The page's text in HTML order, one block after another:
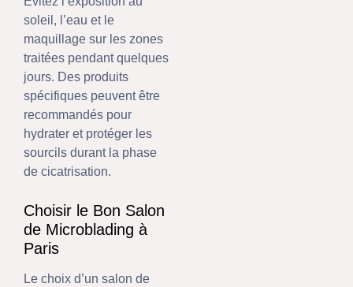
soleil, l’eau et le
maquillage sur les zones
traitées pendant quelques
jours. Des produits
spécifiques peuvent être
recommandés pour
hydrater et protéger les
sourcils durant la phase
de cicatrisation.
Choisir le Bon Salon
de Microblading à
Paris
Le choix d’un salon de